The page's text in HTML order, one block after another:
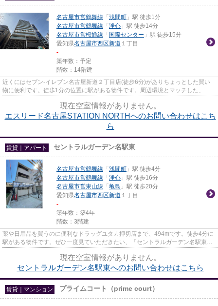
名古屋市営鶴舞線 「 浅間町 」駅 徒歩1分
名古屋市営鶴舞線 「 浄心 」駅 徒歩14分
名古屋市営桜通線 「 国際センター 」駅 徒歩15分
愛知県名古屋市西区新道 １丁目
-
築年数：予定
階数：14階建
近くにはセブン-イレブン名古屋新道２丁目店(徒歩6分)がありちょっとした買い
物に便利です。徒歩1分の位置に駅がある物件です。周辺環境とマッチした、お
現在空室情報がありません。
エスリード名古屋STATION NORTHへのお問い合わせはこち
ら
賃貸｜アパート セントラルガーデン名駅東
名古屋市営鶴舞線 「 浅間町 」駅 徒歩4分
名古屋市営鶴舞線 「 浄心 」駅 徒歩16分
名古屋市営東山線 「 亀島 」駅 徒歩20分
愛知県名古屋市西区新道 １丁目
-
築年数：築4年
階数：3階建
薬や日用品を買うのに便利なドラッグユタカ押切店まで、494mです。徒歩4分に
駅がある物件です。ぜひ一度見ていただきたい、「セントラルガーデン名駅東」
現在空室情報がありません。
セントラルガーデン名駅東へのお問い合わせはこちら
賃貸｜マンション プライムコート（prime court）